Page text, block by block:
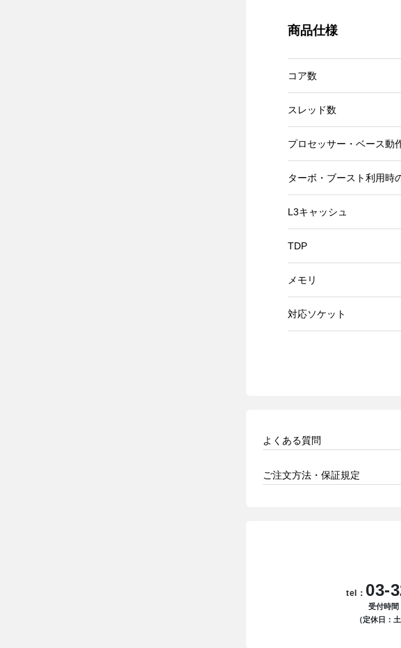
商品仕様
コア数
スレッド数
プロセッサー・ベース動
ターボ・ブースト利用時
L3キャッシュ
TDP
メモリ
対応ソケット
よくある質問
ご注文方法・保証規定
tel： 03-
受付時
（定休日：